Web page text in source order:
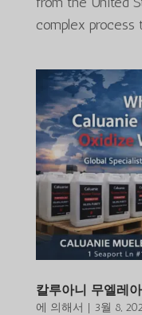
complex process
칼루아니 무엘레
에 의해서 | 3월 8,